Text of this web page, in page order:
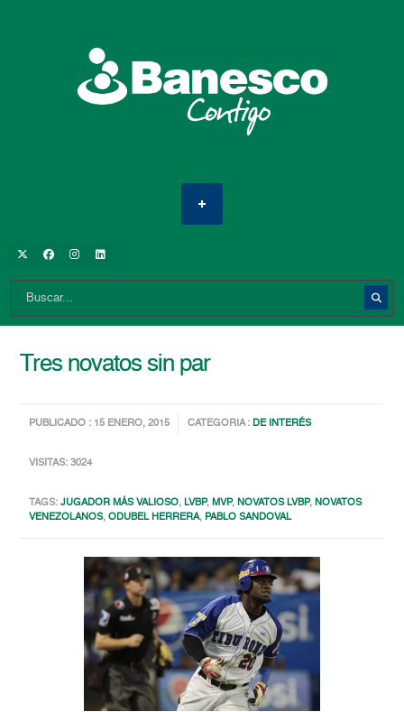
Tres novatos sin par
PUBLICADO : 15 ENERO, 2015 CATEGORIA :DE INTERÉS
VISITAS: 3024
TAGS:JUGADOR MÁS VALIOSO,LVBP,MVP,NOVATOS LVBP,NOVATOS
VENEZOLANOS,ODUBEL HERRERA, PABLO SANDOVAL